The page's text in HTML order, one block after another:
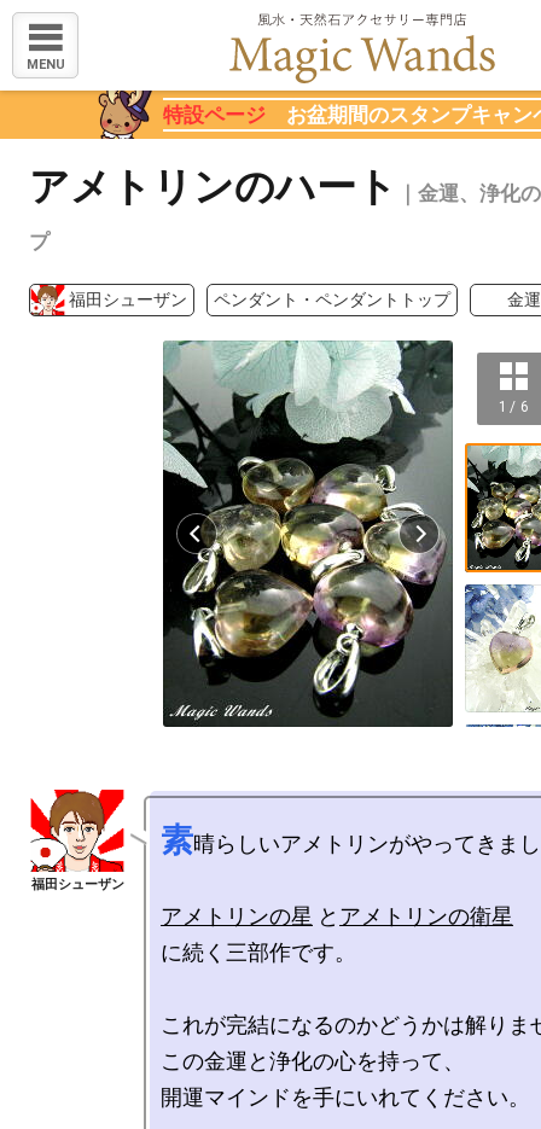
MENU
特設ページ お盆期間のスタンプキャン
アメトリンのハート ｜金運、浄化
プ
福田シューザン ペンダント・ペンダントトップ 金運
1 / 6
素晴らしいアメトリンがやってきま
アメトリンの星 と アメトリンの衛星
に続く三部作です。
これが完結になるのかどうかは解りま
この金運と浄化の心を持って、